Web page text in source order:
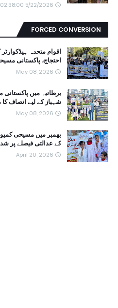
5/22/2026 02:38:00 PM
FORCED CONVERSION
احتجاج، پاکستانی
May 08, 2026
برطانیہ میں پاکستانی
شہباز کے لیے انصاف کا
May 08, 2026
بھمبر میں مسیحی
کے عدالتی فیصلے پر
April 20, 2026